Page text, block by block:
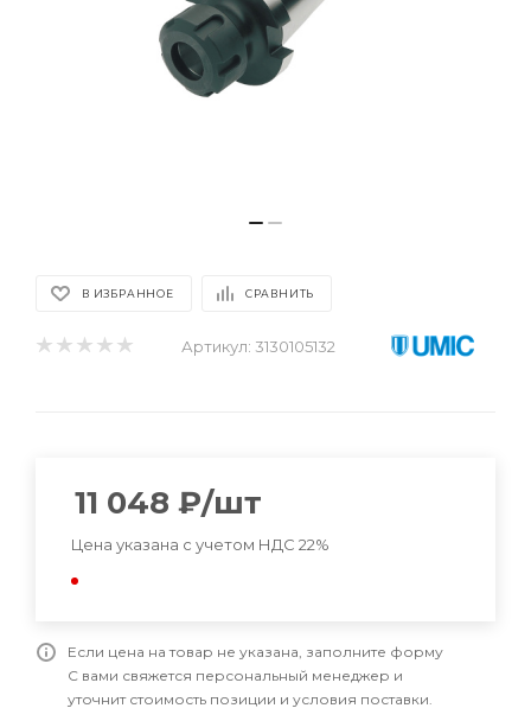
В ИЗБРАННОЕ СРАВНИТЬ
Артикул: 3130105132
11 048 ₽/шт
Цена указана с учетом НДС 22%
Если цена на товар не указана, заполните форму
С вами свяжется персональный менеджер и
уточнит стоимость позиции и условия поставки.